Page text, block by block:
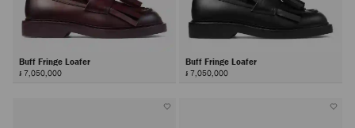
Buff Fringe Loafer
៛ 7,050,000
Buff Fringe Loafer
៛ 7,050,000